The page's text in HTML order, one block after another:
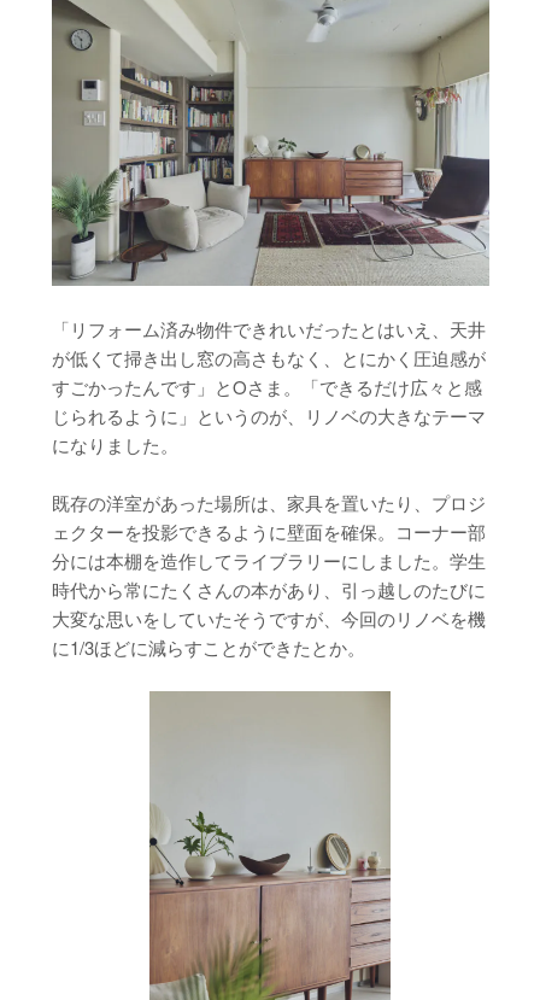
「リフォーム済み物件できれいだったとはいえ、天井
が低くて掃き出し窓の高さもなく、とにかく圧迫感が
すごかったんです」とOさま。「できるだけ広々と感
じられるように」というのが、リノベの大きなテーマ
になりました。
既存の洋室があった場所は、家具を置いたり、プロジ
ェクターを投影できるように壁面を確保。コーナー部
分には本棚を造作してライブラリーにしました。学生
時代から常にたくさんの本があり、引っ越しのたびに
大変な思いをしていたそうですが、今回のリノベを機
に1/3ほどに減らすことができたとか。